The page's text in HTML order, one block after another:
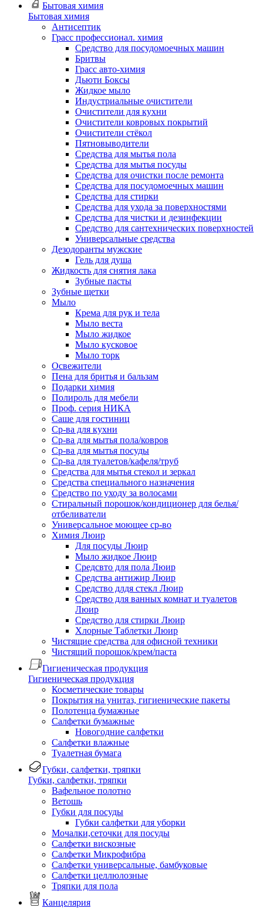
Бытовая химия
Бытовая химия
Антисептик
Грасс профессионал. химия
Cредство для посудомоечных машин
Бритвы
Грасс авто-химия
Дьюти Боксы
Жидкое мыло
Индустриальные очистители
Очистители для кухни
Очистители ковровых покрытий
Очистители стёкол
Пятновыводители
Средства для мытья пола
Средства для мытья посуды
Средства для очистки после ремонта
Средства для посудомоечных машин
Средства для стирки
Средства для ухода за поверхностями
Средства для чистки и дезинфекции
Средство для сантехнических поверхностей
Универсальные средства
Дезодоранты мужские
Гель для душа
Жидкость для снятия лака
Зубные пасты
Зубные щетки
Мыло
Крема для рук и тела
Мыло веста
Мыло жидкое
Мыло кусковое
Мыло торк
Освежители
Пена для бритья и бальзам
Подарки химия
Полироль для мебели
Проф. серия НИКА
Саше для гостиниц
Ср-ва для кухни
Ср-ва для мытья пола/ковров
Ср-ва для мытья посуды
Ср-ва для туалетов/кафеля/труб
Средства для мытья стекол и зеркал
Средства специального назначения
Средство по уходу за волосами
Стиральный порошок/кондиционер для белья/
отбеливатели
Универсальное моющее ср-во
Химия Люир
Для посуды Люир
Мыло жидкое Люир
Средсвто для пола Люир
Средства антижир Люир
Средство длдя стекл Люир
Средство для ванных комнат и туалетов
Люир
Средство для стирки Люир
Хлорные Таблетки Люир
Чистящие средства для офисной техники
Чистящий порошок/крем/паста
Гигиеническая продукция
Гигиеническая продукция
Косметические товары
Покрытия на унитаз, гигиенические пакеты
Полотенца бумажные
Салфетки бумажные
Новогодние салфетки
Салфетки влажные
Туалетная бумага
Губки, салфетки, тряпки
Губки, салфетки, тряпки
Вафельное полотно
Ветошь
Губки для посуды
Губки салфетки для уборки
Мочалки,сеточки для посуды
Салфетки вискозные
Салфетки Микрофибра
Салфетки универсальные, бамбуковые
Салфетки целлюлозные
Тряпки для пола
Канцелярия